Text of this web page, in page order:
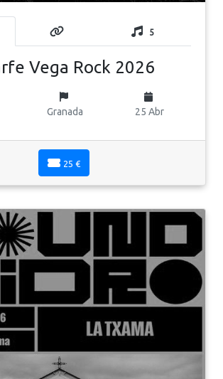
5
Vega Rock 2026
Granada 25 Abr
25 €